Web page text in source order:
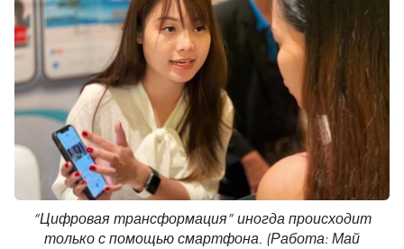
“Цифровая трансформация” иногда происходит
только с помощью смартфона. (Работа: Май